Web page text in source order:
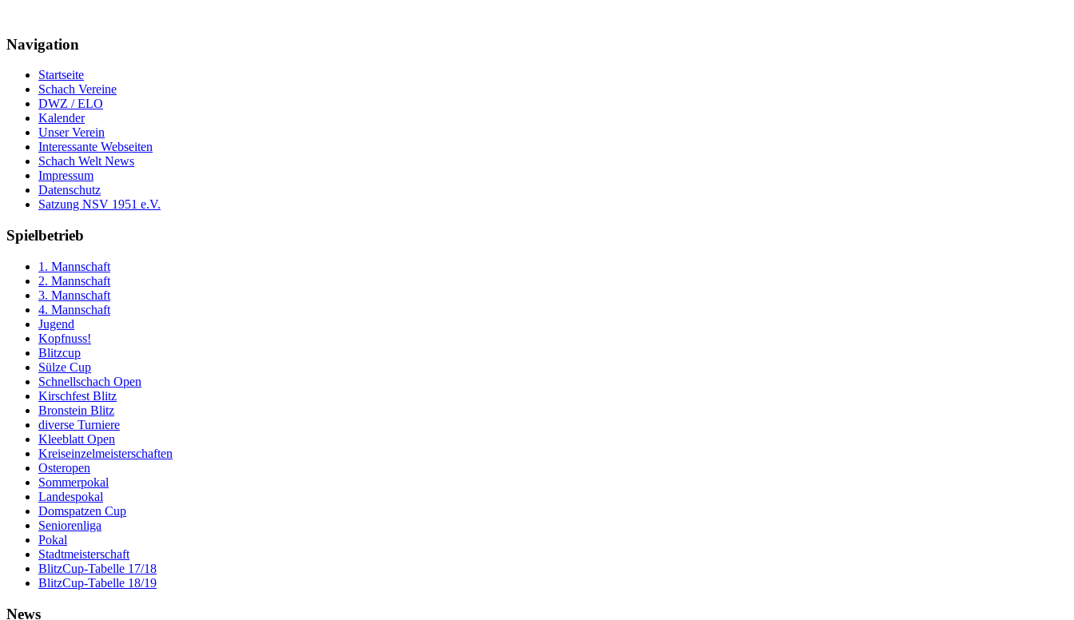
Navigation
Startseite
Schach Vereine
DWZ / ELO
Kalender
Unser Verein
Interessante Webseiten
Schach Welt News
Impressum
Datenschutz
Satzung NSV 1951 e.V.
Spielbetrieb
1. Mannschaft
2. Mannschaft
3. Mannschaft
4. Mannschaft
Jugend
Kopfnuss!
Blitzcup
Sülze Cup
Schnellschach Open
Kirschfest Blitz
Bronstein Blitz
diverse Turniere
Kleeblatt Open
Kreiseinzelmeisterschaften
Osteropen
Sommerpokal
Landespokal
Domspatzen Cup
Seniorenliga
Pokal
Stadtmeisterschaft
BlitzCup-Tabelle 17/18
BlitzCup-Tabelle 18/19
News